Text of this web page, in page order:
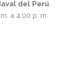
del Perú
a 4:00 p. m.